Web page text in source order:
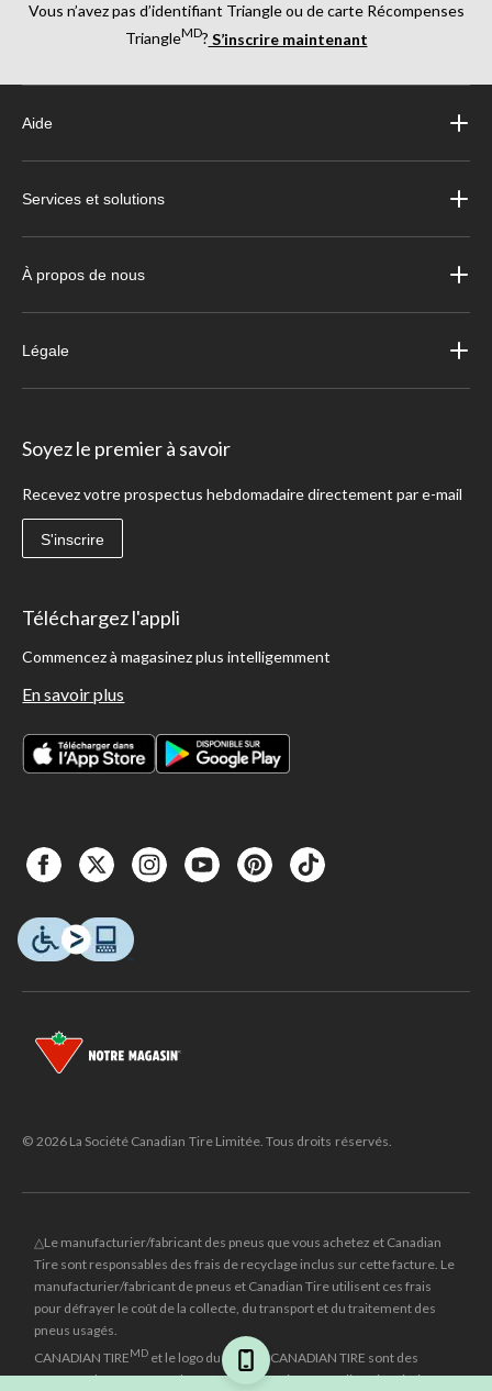
Vous n’avez pas d’identifiant Triangle ou de carte Récompenses
TriangleMD? S’inscrire maintenant
Aide
Services et solutions
À propos de nous
Légale
Soyez le premier à savoir
Recevez votre prospectus hebdomadaire directement par e-mail
S'inscrire
Téléchargez l'appli
Commencez à magasinez plus intelligemment
En savoir plus
© 2026 La Société Canadian Tire Limitée. Tous droits réservés.
△Le manufacturier/fabricant des pneus que vous achetez et Canadian
Tire sont responsables des frais de recyclage inclus sur cette facture. Le
manufacturier/fabricant de pneus et Canadian Tire utilisent ces frais
pour défrayer le coût de la collecte, du transport et du traitement des
pneus usagés.
CANADIAN TIREMD et le logo du triangle CANADIAN TIRE sont des
marques de commerce déposées de la Société Canadian Tire Limitée.